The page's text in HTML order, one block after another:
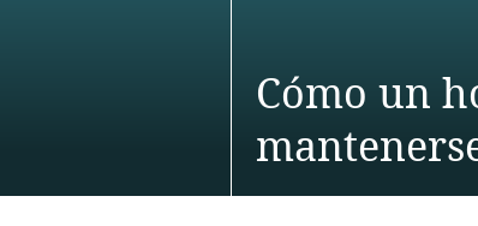
Cómo un